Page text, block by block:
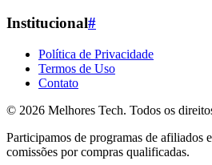
Institucional#
Política de Privacidade
Termos de Uso
Contato
© 2026 Melhores Tech. Todos os
Participamos de programas de afiliados
comissões por compras qualificadas.